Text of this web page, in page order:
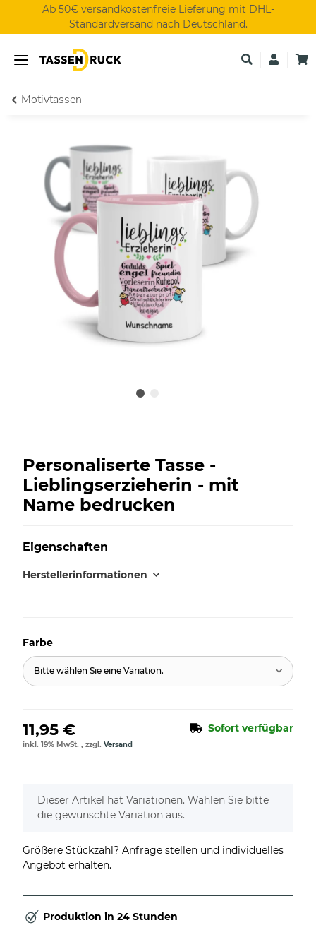
Ab 50€ versandkostenfreie Lieferung mit DHL-
Standardversand nach Deutschland.
Motivtassen
Personaliserte Tasse -
Lieblingserzieherin - mit
Name bedrucken
Eigenschaften
Herstellerinformationen
Farbe
Bitte wählen Sie eine Variation.
11,95 € Sofort verfügbar
inkl. 19% MwSt. , zzgl. Versand
x
Dieser Artikel hat Variationen. Wählen Sie bitte
die gewünschte Variation aus.
Größere Stückzahl? Anfrage stellen und individuelles
Angebot erhalten.
Produktion in 24 Stunden